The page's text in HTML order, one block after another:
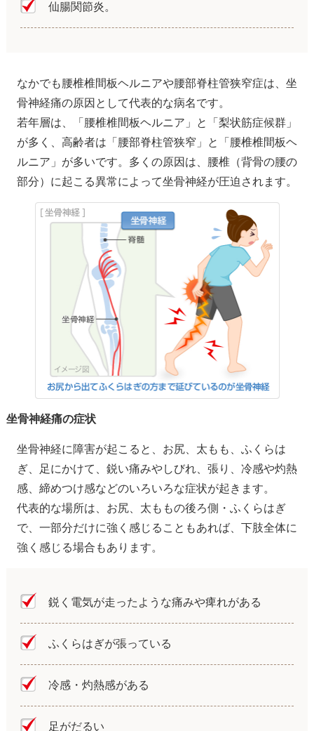
仙腸関節炎。
なかでも腰椎椎間板ヘルニアや腰部脊柱管狭窄症は、坐
骨神経痛の原因として代表的な病名です。
若年層は、「腰椎椎間板ヘルニア」と「梨状筋症候群」
が多く、高齢者は「腰部脊柱管狭窄」と「腰椎椎間板ヘ
ルニア」が多いです。多くの原因は、腰椎（背骨の腰の
部分）に起こる異常によって坐骨神経が圧迫されます。
坐骨神経痛の症状
坐骨神経に障害が起こると、お尻、太もも、ふくらは
ぎ、足にかけて、鋭い痛みやしびれ、張り、冷感や灼熱
感、締めつけ感などのいろいろな症状が起きます。
代表的な場所は、お尻、太ももの後ろ側・ふくらはぎ
で、一部分だけに強く感じることもあれば、下肢全体に
強く感じる場合もあります。
鋭く電気が走ったような痛みや痺れがある
ふくらはぎが張っている
冷感・灼熱感がある
足がだるい